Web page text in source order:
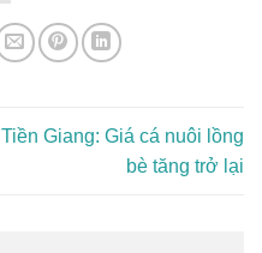
Tiền Giang: Giá cá nuôi lồng
bè tăng trở lại